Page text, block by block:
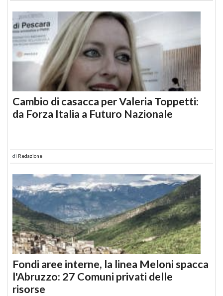
Cambio di casacca per Valeria Toppetti:
da Forza Italia a Futuro Nazionale
di Redazione
Fondi aree interne, la linea Meloni spacca
l'Abruzzo: 27 Comuni privati delle
risorse